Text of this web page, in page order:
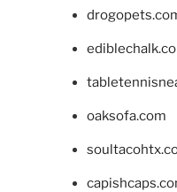
oaksofa.com